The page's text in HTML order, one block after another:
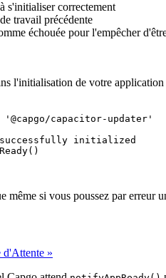
s'initialiser correctement
travail précédente
échouée pour l'empêcher
l'initialisation de votre application
'@capgo/capacitor-updater'
initialized
()
même si vous poussez par
d'Attente »